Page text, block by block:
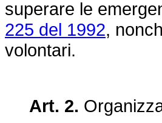
superare le
225 del 1992,
volontari.
Art. 2.